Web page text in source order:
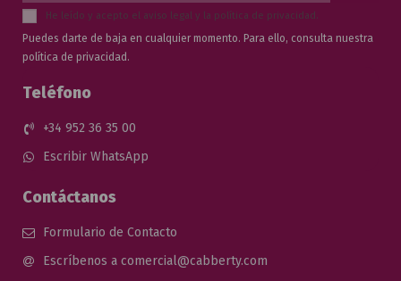
He leído y acepto el aviso legal y la política de privacidad.
Puedes darte de baja en cualquier momento. Para ello, consulta nuestra
política de privacidad.
Teléfono
+34 952 36 35 00
Escribir WhatsApp
Contáctanos
Formulario de Contacto
Escríbenos a comercial@cabberty.com